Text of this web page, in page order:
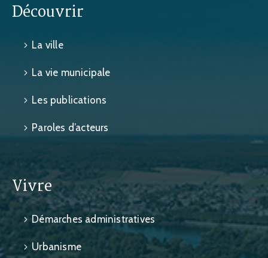
Découvrir
La ville
La vie municipale
Les publications
Paroles d’acteurs
Vivre
Démarches administratives
Urbanisme